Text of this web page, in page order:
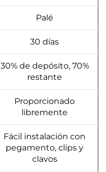
Palé
30 días
30% de depósito, 70%
restante
Proporcionado
libremente
Fácil instalación con
pegamento, clips y
clavos